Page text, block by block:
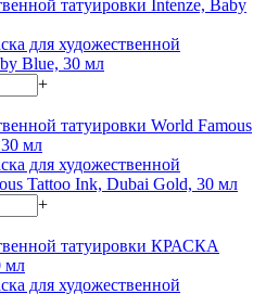
для художественной
Blue, 30 мл
+
для художественной
Tattoo Ink, Dubai Gold, 30 мл
+
для художественной